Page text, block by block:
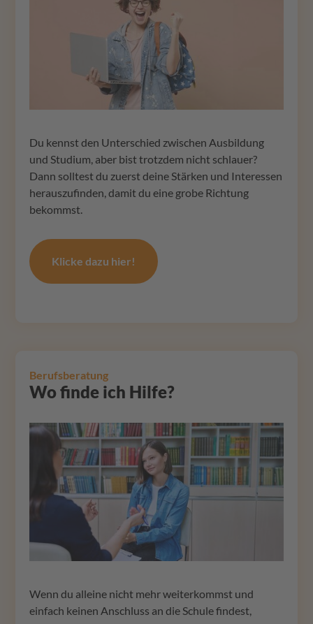
×
Du kennst den Unterschied zwischen Ausbildung
und Studium, aber bist trotzdem nicht schlauer?
Dann solltest du zuerst deine Stärken und Interessen
herauszufinden, damit du eine grobe Richtung
bekommst.
Klicke dazu hier!
Berufsberatung
Wo finde ich Hilfe?
Wenn du alleine nicht mehr weiterkommst und
einfach keinen Anschluss an die Schule findest,